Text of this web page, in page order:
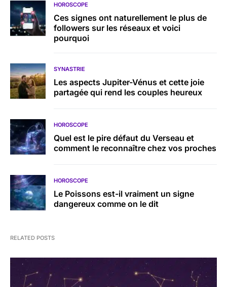
HOROSCOPE
Ces signes ont naturellement le plus de
followers sur les réseaux et voici
pourquoi
SYNASTRIE
Les aspects Jupiter-Vénus et cette joie
partagée qui rend les couples heureux
HOROSCOPE
Quel est le pire défaut du Verseau et
comment le reconnaître chez vos proches
HOROSCOPE
Le Poissons est-il vraiment un signe
dangereux comme on le dit
RELATED POSTS